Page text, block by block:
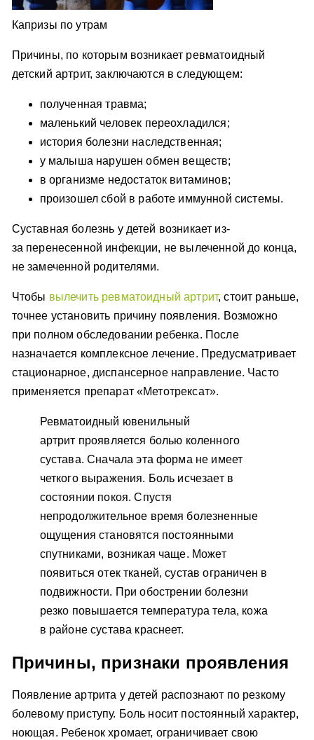
Капризы по утрам
Причины, по которым возникает ревматоидный
детский артрит, заключаются в следующем:
полученная травма;
маленький человек переохладился;
история болезни наследственная;
у малыша нарушен обмен веществ;
в организме недостаток витаминов;
произошел сбой в работе иммунной системы.
Суставная болезнь у детей возникает из-
за перенесенной инфекции, не вылеченной до конца,
не замеченной родителями.
Чтобы вылечить ревматоидный артрит, стоит раньше,
точнее установить причину появления. Возможно
при полном обследовании ребенка. После
назначается комплексное лечение. Предусматривает
стационарное, диспансерное направление. Часто
применяется препарат «Метотрексат».
Ревматоидный ювенильный
артрит проявляется болью коленного
сустава. Сначала эта форма не имеет
четкого выражения. Боль исчезает в
состоянии покоя. Спустя
непродолжительное время болезненные
ощущения становятся постоянными
спутниками, возникая чаще. Может
появиться отек тканей, сустав ограничен в
подвижности. При обострении болезни
резко повышается температура тела, кожа
в районе сустава краснеет.
Причины, признаки проявления
Появление артрита у детей распознают по резкому
болевому приступу. Боль носит постоянный характер,
ноющая. Ребенок хромает, ограничивает свою